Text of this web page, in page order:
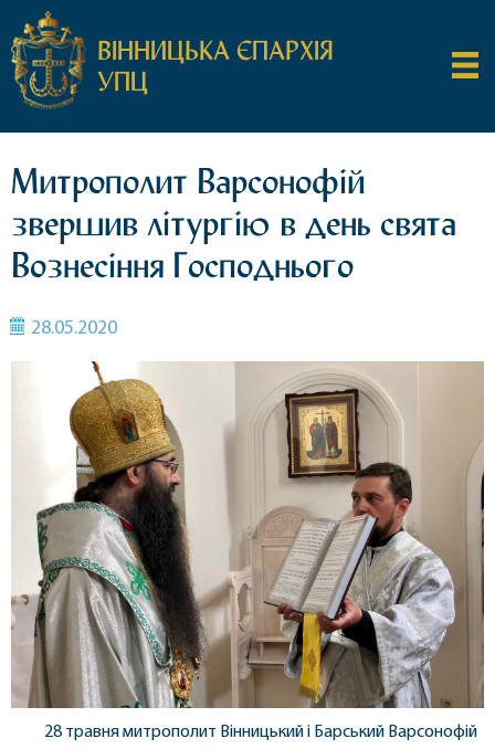
ВІННИЦЬКА ЄПАРХІЯ
УПЦ
Митрополит Варсонофій
звершив літургію в день свята
Вознесіння Господнього
28.05.2020
28 травня митрополит Вінницький і Барський Варсонофій